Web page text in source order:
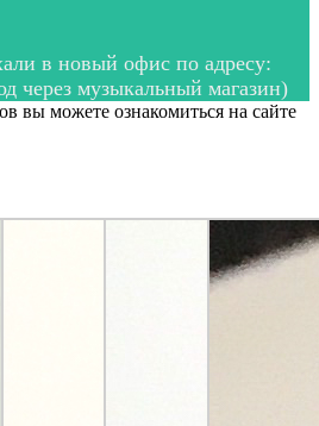
в новый офис по адресу:
через музыкальный магазин)
вы можете ознакомиться на сайте